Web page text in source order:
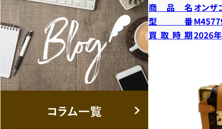
商品名 オンザ
型番
買取時期2026